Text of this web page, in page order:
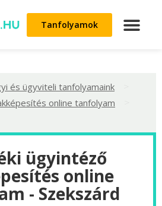
Tanfolyamok
és ügyviteli tanfolyamaink
online tanfolyam
ügyintéző
online
- Szekszárd